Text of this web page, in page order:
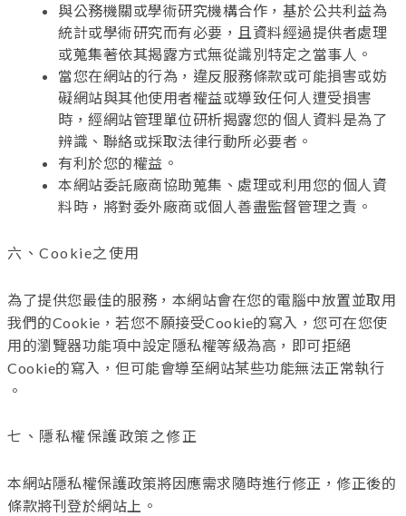
與公務機關或學術研究機構合作，基於公共利益為
統計或學術研究而有必要，且資料經過提供者處理
或蒐集著依其揭露方式無從識別特定之當事人。
當您在網站的行為，違反服務條款或可能損害或妨
礙網站與其他使用者權益或導致任何人遭受損害
時，經網站管理單位研析揭露您的個人資料是為了
辨識、聯絡或採取法律行動所必要者。
有利於您的權益。
本網站委託廠商協助蒐集、處理或利用您的個人資
料時，將對委外廠商或個人善盡監督管理之責。
六、Cookie之使用
為了提供您最佳的服務，本網站會在您的電腦中放置並取用
我們的Cookie，若您不願接受Cookie的寫入，您可在您使
用的瀏覽器功能項中設定隱私權等級為高，即可拒絕
Cookie的寫入，但可能會導至網站某些功能無法正常執行
。
七、隱私權保護政策之修正
本網站隱私權保護政策將因應需求隨時進行修正，修正後的
條款將刊登於網站上。